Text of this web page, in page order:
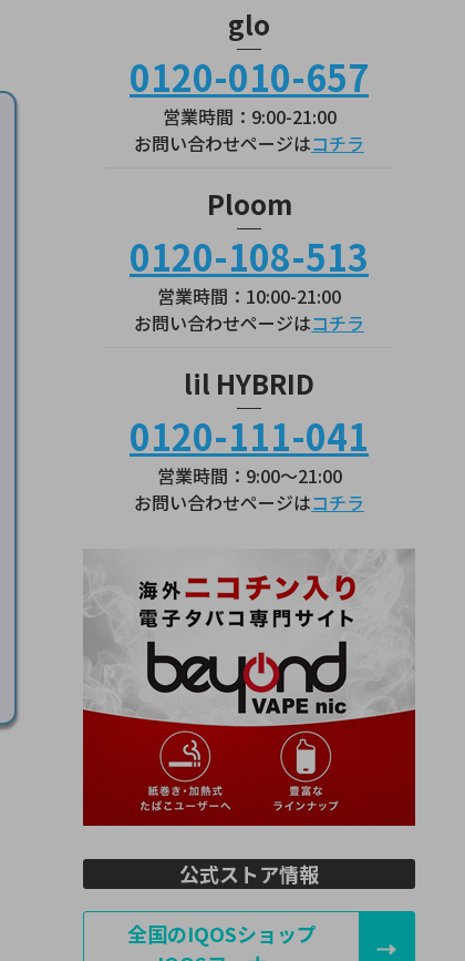
glo
0120-010-657
営業時間：9:00-21:00
お問い合わせページはコチラ
Ploom
0120-108-513
営業時間：10:00-21:00
お問い合わせページはコチラ
lil HYBRID
0120-111-041
営業時間：9:00～21:00
お問い合わせページはコチラ
公式ストア情報
全国のIQOSショップ